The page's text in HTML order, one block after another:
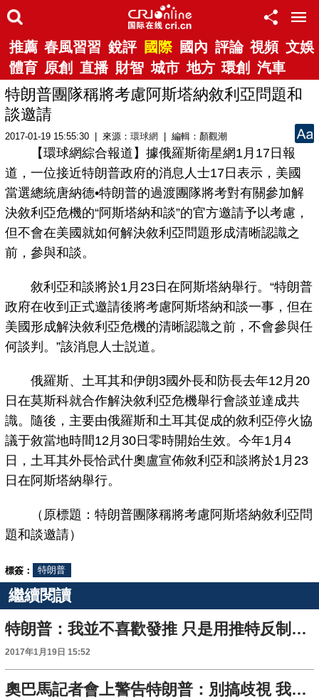
推薦 春風習習 銳評 國際 國內 評論 視頻 文娛
體育 原創 直播 財智 城市 地方 環創 汽車
特朗普團隊稱將考慮阿斯塔納敘利亞問題和
談邀請
2017-01-19 15:55:30 | 來源：環球網 | 編輯：顏觀潮
【環球網綜合報道】據俄羅斯衛星網1月17日報
道，一位接近特朗普政府的消息人士17日表示，美國
當選總統唐納德•特朗普的過渡團隊將考對有關參加解
決敘利亞危機的“阿斯塔納和談”的官方邀請予以考慮，
但不會在美國就如何解決敘利亞問題形成清晰認識之
前，參與和談。
敘利亞和談將於1月23日在阿斯塔納舉行。“特朗普
政府在收到正式邀請後將考慮阿斯塔納和談一事，但在
美國形成解決敘利亞危機的清晰認識之前，不會參與任
何談判。”該消息人士説道。
俄羅斯、土耳其和伊朗3國外長和防長去年12月20
日在莫斯科就合作解決敘利亞危機舉行會談並達成共
識。隨後，主要由俄羅斯和土耳其促成的敘利亞停火協
議于敘當地時間12月30日零時開始生效。今年1月4
日，土耳其外長恰武什奧盧宣佈敘利亞和談將於1月23
日在阿斯塔納舉行。
（原標題：特朗普團隊稱將考慮阿斯塔納敘利亞問
題和談邀請）
標簽： 特朗普
繼續閱讀
特朗普：我並不喜歡發推 只是用推特反制媒體
2017年1月19日 15:52
奧巴馬記者會上警告特朗普：別搞歧視 我不會袖手旁觀